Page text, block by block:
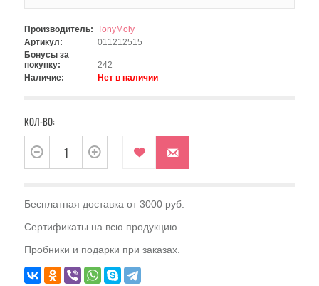
Производитель: TonyMoly
Артикул:
011212515
Бонусы за
покупку:
242
Наличие:
Нет в наличии
КОЛ-ВО:
Бесплатная доставка от 3000 руб.
Сертификаты на всю продукцию
Пробники и подарки при заказах.